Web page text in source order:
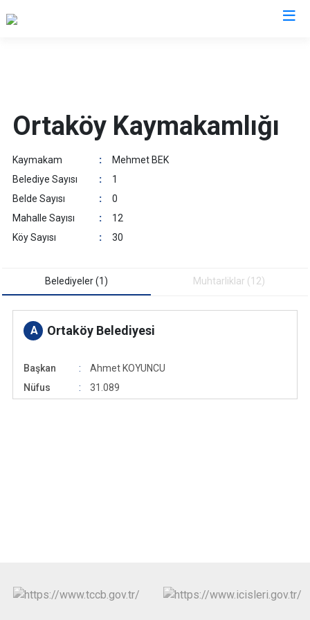
Eskil
Güzelyurt
Ortaköy
Sarıyahşi
Sultanhanı
Ortaköy Kaymakamlığı
Kaymakam :
Mehmet BEK
Belediye Sayısı
:
1
Belde Sayısı
:
0
Mahalle Sayısı
:
12
Köy Sayısı
: 30
Belediyeler (1) Muhtarliklar (12)
A Ortaköy Belediyesi
Başkan
Ahmet KOYUNCU
Nüfus
31.089